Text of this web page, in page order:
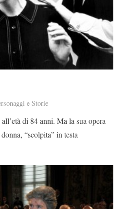
e Storie
di 84 anni. Ma la sua opera
“scolpita” in testa